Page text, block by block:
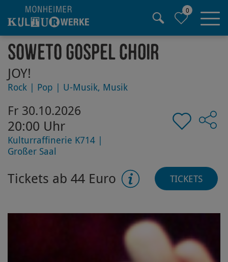
Hauptregion der Seite anspringen
0
Soweto Gospel Choir
JOY!
Rock | Pop | U-Musik, Musik
Fr 30.10.2026
20:00 Uhr
Kulturraffinerie K714 |
Großer Saal
Tickets ab 44 Euro TICKETS